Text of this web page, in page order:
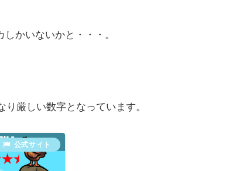
かいないかと・・・。
厳しい数字となっています。